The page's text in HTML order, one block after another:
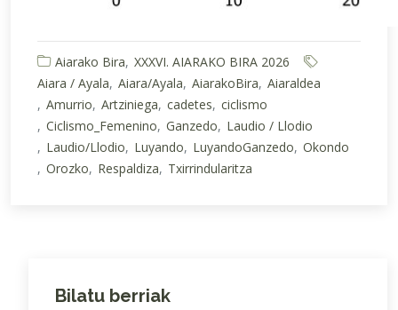
Aiarako Bira XXXVI. AIARAKO BIRA 2026
Aiara / Ayala Aiara/Ayala AiarakoBira Aiaraldea
Amurrio Artziniega cadetes ciclismo
Ciclismo_Femenino Ganzedo
Laudio / Llodio
Laudio/Llodio
Luyando LuyandoGanzedo Okondo
Orozko
Respaldiza Txirrindularitza
Bilatu berriak